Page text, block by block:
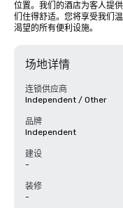
位置。我们的酒店为客人提
们住得舒适。您将享受我们
渴望的所有便利设施。
场地详情
连锁供应商
Independent / Other
品牌
Independent
建设
-
装修
-